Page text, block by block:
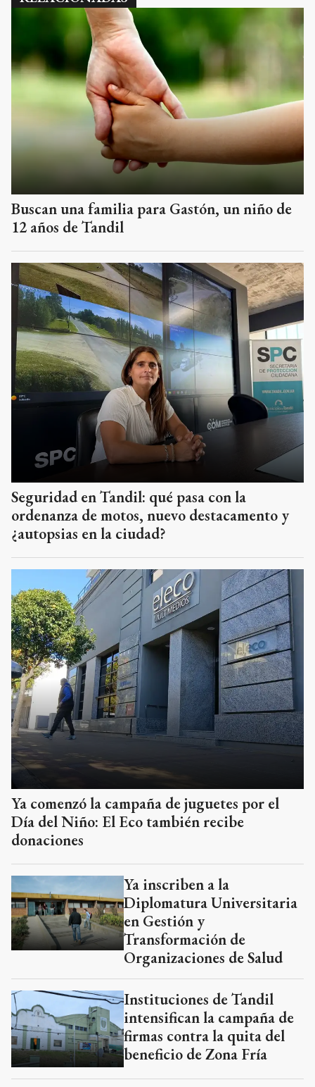
Buscan una familia para Gastón, un niño de
12 años de Tandil
Seguridad en Tandil: qué pasa con la
ordenanza de motos, nuevo destacamento y
¿autopsias en la ciudad?
Ya comenzó la campaña de juguetes por el
Día del Niño: El Eco también recibe
donaciones
Ya inscriben a la
Diplomatura Universitaria
en Gestión y
Transformación de
Organizaciones de Salud
Instituciones de Tandil
intensifican la campaña de
firmas contra la quita del
beneficio de Zona Fría